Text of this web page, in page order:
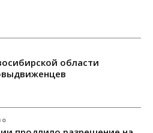
области